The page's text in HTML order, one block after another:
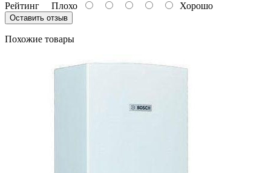
Рейтинг Плохо Хорошо
Оставить отзыв
Похожие товары